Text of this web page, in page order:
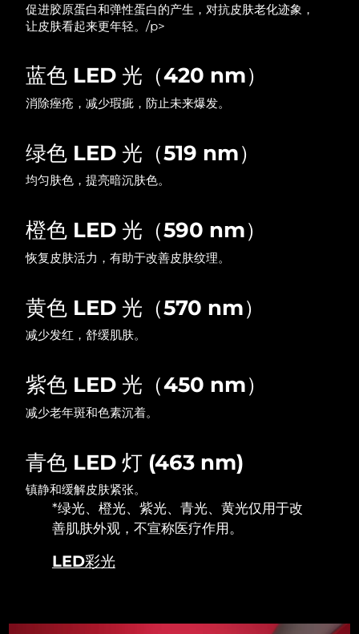
促进胶原蛋白和弹性蛋白的产生，对抗皮肤老化迹象，
让皮肤看起来更年轻。/p>
蓝色 LED 光（420 nm）
消除痤疮，减少瑕疵，防止未来爆发。
绿色 LED 光（519 nm）
均匀肤色，提亮暗沉肤色。
橙色 LED 光（590 nm）
恢复皮肤活力，有助于改善皮肤纹理。
黄色 LED 光（570 nm）
减少发红，舒缓肌肤。
紫色 LED 光（450 nm）
减少老年斑和色素沉着。
青色 LED 灯 (463 nm)
镇静和缓解皮肤紧张。
*绿光、橙光、紫光、青光、黄光仅用于改
善肌肤外观，不宣称医疗作用。
LED彩光
马耳他 预计送达日期8/10/26
摩纳哥 预计送达日期
新西兰 预计送达日期
阿曼 预计送达日期
波兰 预计送达日期
波多黎各 预计送达日期
留尼汪 预计送达日期
罗马尼亚 预计送达日期 8/10/26
俄罗斯 预计送达日期